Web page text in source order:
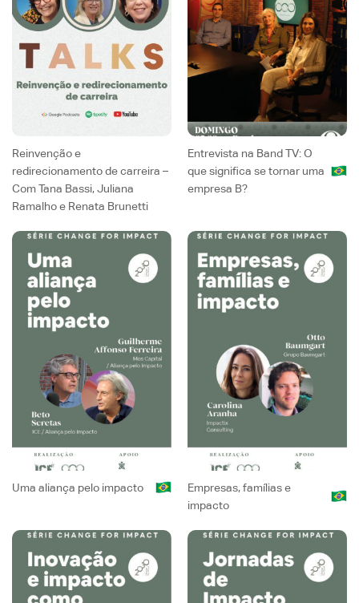
Reinvenção e
redirecionamento de carreira –
Com Tana Bassi, Juliana
Ramalho e Renata Brunetti
Entrevista na Band TV: O
que significa se tornar uma
empresa B?
Uma aliança pelo impacto
Empresas, famílias e
impacto